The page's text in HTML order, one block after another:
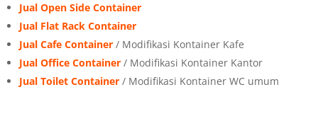
Jual Open Side Container
Jual Flat Rack Container
Jual Cafe Container / Modifikasi Kontainer Kafe
Jual Office Container / Modifikasi Kontainer Kantor
Jual Toilet Container / Modifikasi Kontainer WC umum